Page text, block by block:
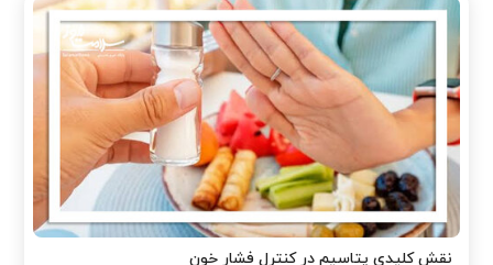
نقش کلیدی پتاسیم در کنترل فشار خون